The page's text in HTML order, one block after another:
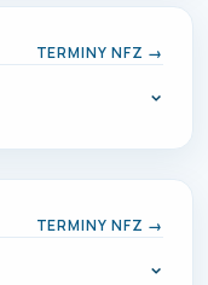
TERMINY NFZ →
TERMINY NFZ →